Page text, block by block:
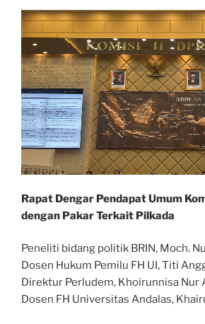
Rapat Dengar Pendapat Umum
dengan Pakar Terkait Pilkada
Peneliti bidang politik BRIN, Moch.
Dosen Hukum Pemilu FH UI, Titi
Direktur Perludem, Khoirunnisa Nur
Dosen FH Universitas Andalas,